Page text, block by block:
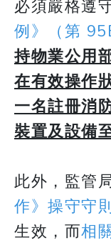
必須嚴格遵
例》（第
持物業公用
在有效操作
一名註冊消
裝置及設備
此外，監管
作》操守守
生效，而相